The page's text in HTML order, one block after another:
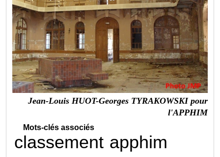
Jean-Louis HUOT-Georges TYRAKOWSKI pour
l'APPHIM
Mots-clés associés
classement apphim